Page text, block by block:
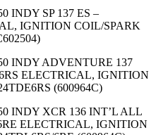
INDY SP 137 ES –
IGNITION COIL/SPARK
INDY ADVENTURE 137
ELECTRICAL, IGNITION
(600964C)
INDY XCR 136 INT’L ALL
ELECTRICAL, IGNITION